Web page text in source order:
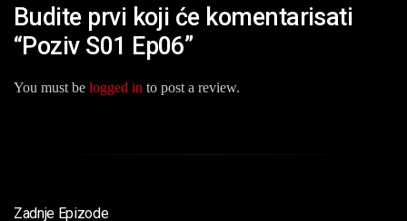
Budite prvi koji će komentarisati
“Poziv S01 Ep06”
You must be logged in to post a review.
Zadnje Epizode